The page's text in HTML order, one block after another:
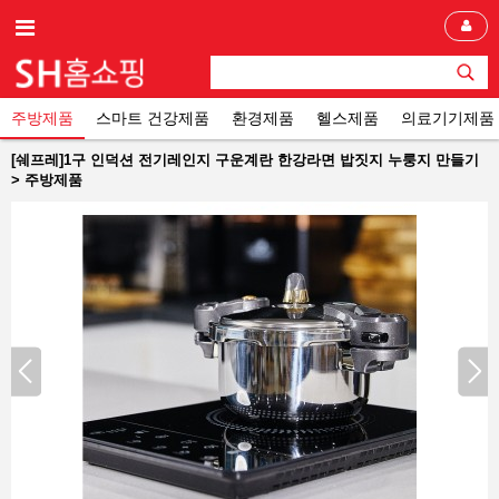
주방제품 스마트 건강제품 환경제품 헬스제품 의료기기제품
[쉐프레]1구 인덕션 전기레인지 구운계란 한강라면 밥짓지 누룽지 만들기
> 주방제품